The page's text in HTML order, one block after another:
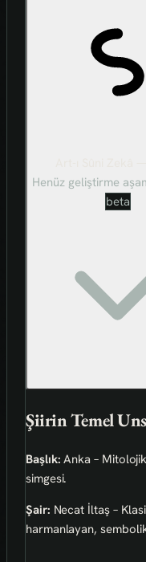
Henüz geliştirme
beta
Şiirin Temel
Başlık: Anka –
simgesi.
Şair: Necat İltaş –
harmanlayan,